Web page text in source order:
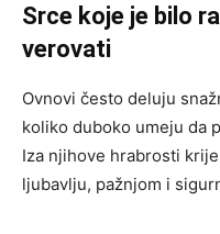
Srce koje je bilo
verovati
Ovnovi često deluju
koliko duboko umeju da
Iza njihove hrabrosti
ljubavlju, pažnjom i